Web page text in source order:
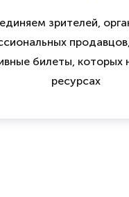
зрителей,
билеты, которых
ресурсах